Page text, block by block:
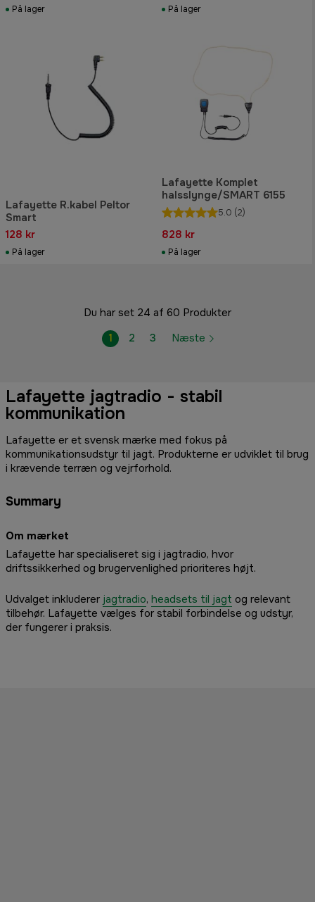
På lager På lager
Lafayette R.kabel Peltor
Smart
128 kr
På lager
Lafayette Komplet
halsslynge/SMART 6155
5.0 (2)
828 kr
På lager
Du har set 24 af 60 Produkter
1
2 3 Næste
Lafayette jagtradio - stabil
kommunikation
Lafayette er et svensk mærke med fokus på
kommunikationsudstyr til jagt. Produkterne er udviklet til brug
i krævende terræn og vejrforhold.
Summary
Om mærket
Lafayette har specialiseret sig i jagtradio, hvor
driftssikkerhed og brugervenlighed prioriteres højt.
Udvalget inkluderer jagtradio, headsets til jagt og relevant
tilbehør. Lafayette vælges for stabil forbindelse og udstyr,
der fungerer i praksis.